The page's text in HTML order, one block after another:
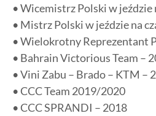
• Wicemistrz Polski w jeździe
• Mistrz Polski w jeździe na
• Wielokrotny Reprezentant
• Bahrain Victorious Team –
• Vini Zabu – Brado – KTM –
• CCC Team 2019/2020
• CCC SPRANDI – 2018